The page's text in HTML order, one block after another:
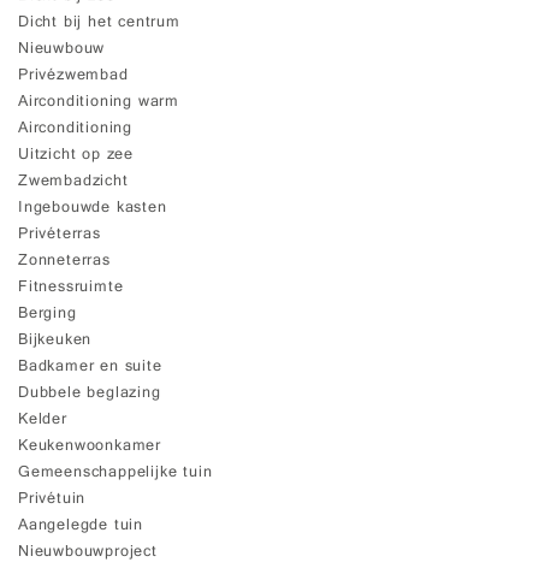
Dicht bij het centrum
Nieuwbouw
Privézwembad
Airconditioning warm
Airconditioning
Uitzicht op zee
Zwembadzicht
Ingebouwde kasten
Privéterras
Zonneterras
Fitnessruimte
Berging
Bijkeuken
Badkamer en suite
Dubbele beglazing
Kelder
Keukenwoonkamer
Gemeenschappelijke tuin
Privétuin
Aangelegde tuin
Nieuwbouwproject